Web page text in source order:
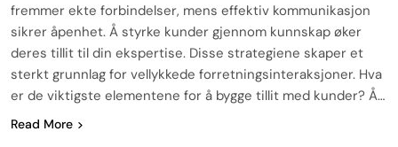
fremmer ekte forbindelser, mens effektiv kommunikasjon
sikrer åpenhet. Å styrke kunder gjennom kunnskap øker
deres tillit til din ekspertise. Disse strategiene skaper et
sterkt grunnlag for vellykkede forretningsinteraksjoner. Hva
er de viktigste elementene for å bygge tillit med kunder? Å…
Read More